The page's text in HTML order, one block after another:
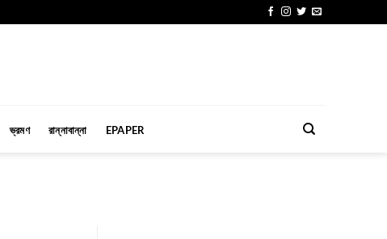
ভ্রমণ রান্নাবান্না EPAPER